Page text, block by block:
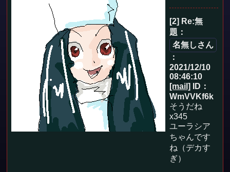
[2] Re:無
題 ：
名無しさん
：
2021/12/10
08:46:10
[mail]
ID：
WmVVKf6k
そうだね
x345
ユーラシア
ちゃんです
ね（デカす
ぎ）